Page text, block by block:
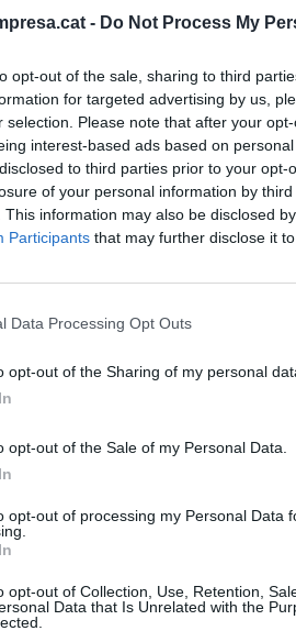
- Do Not Process My
opt-out of the sale, sharing to third
for targeted advertising by us,
selection. Please note that after your
interest-based ads based on
to third parties prior to your
of your personal information by
This information may also be disclosed
Participants that may further disclose it
Data Processing Opt Outs
opt-out of the Sharing of my personal
opt-out of the Sale of my Personal Data.
opt-out of processing my Personal Data
opt-out of Collection, Use, Retention,
Data that Is Unrelated with the
en el entorno rural.
gerente del Consorci per al
de este organismo
Solsonès, Anoia y el
de ayudas pueden utilizar los
de instalaciones, compra
de jóvenes, eficiencia
se ven directamente
inversión de hasta 250.000
un 25 y un 40% del
se abrirá en julio y
preferida de Google de
de actualidad